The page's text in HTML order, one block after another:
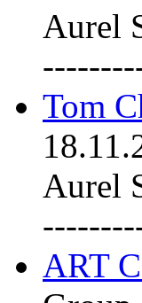
Aurel
Tom
Aurel
ART